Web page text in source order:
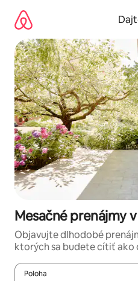
obsah.
Mesačné prenájmy
Objavujte dlhodobé
ktorých sa budete cítiť ako
Poloha